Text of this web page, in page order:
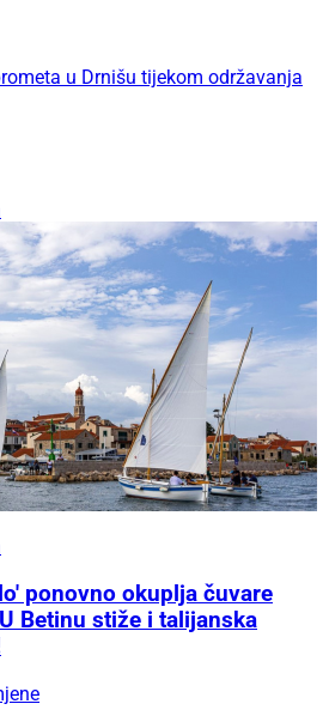
u Drnišu tijekom održavanja
ponovno okuplja čuvare
Betinu stiže i talijanska